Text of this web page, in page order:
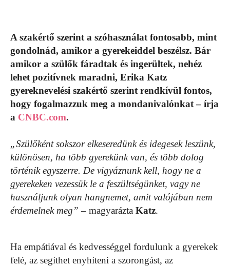
A szakértő szerint a szóhasználat fontosabb, mint
gondolnád, amikor a gyerekeiddel beszélsz. Bár
amikor a szülők fáradtak és ingerültek, nehéz
lehet pozitívnek maradni, Erika Katz
gyereknevelési szakértő szerint rendkívül fontos,
hogy fogalmazzuk meg a mondanivalónkat – írja
a CNBC.com.
„Szülőként sokszor elkeseredünk és idegesek leszünk,
különösen, ha több gyerekünk van, és több dolog
történik egyszerre. De vigyáznunk kell, hogy ne a
gyerekeken vezessük le a feszültségünket, vagy ne
használjunk olyan hangnemet, amit valójában nem
érdemelnek meg” – magyarázta Katz.
Ha empátiával és kedvességgel fordulunk a gyerekek
felé, az segíthet enyhíteni a szorongást, az